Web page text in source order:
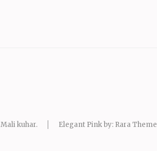
Mali kuhar. Elegant Pink by: Rara Theme